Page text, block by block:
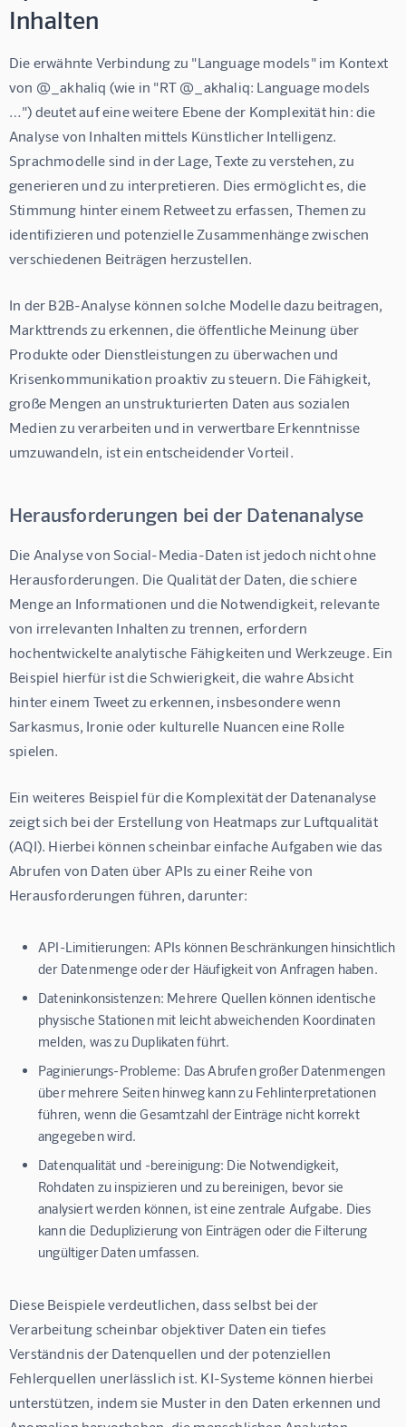
Inhalten
Die erwähnte Verbindung zu "Language models" im Kontext
von @_akhaliq (wie in "RT @_akhaliq: Language models
…") deutet auf eine weitere Ebene der Komplexität hin: die
Analyse von Inhalten mittels Künstlicher Intelligenz.
Sprachmodelle sind in der Lage, Texte zu verstehen, zu
generieren und zu interpretieren. Dies ermöglicht es, die
Stimmung hinter einem Retweet zu erfassen, Themen zu
identifizieren und potenzielle Zusammenhänge zwischen
verschiedenen Beiträgen herzustellen.
In der B2B-Analyse können solche Modelle dazu beitragen,
Markttrends zu erkennen, die öffentliche Meinung über
Produkte oder Dienstleistungen zu überwachen und
Krisenkommunikation proaktiv zu steuern. Die Fähigkeit,
große Mengen an unstrukturierten Daten aus sozialen
Medien zu verarbeiten und in verwertbare Erkenntnisse
umzuwandeln, ist ein entscheidender Vorteil.
Herausforderungen bei der Datenanalyse
Die Analyse von Social-Media-Daten ist jedoch nicht ohne
Herausforderungen. Die Qualität der Daten, die schiere
Menge an Informationen und die Notwendigkeit, relevante
von irrelevanten Inhalten zu trennen, erfordern
hochentwickelte analytische Fähigkeiten und Werkzeuge. Ein
Beispiel hierfür ist die Schwierigkeit, die wahre Absicht
hinter einem Tweet zu erkennen, insbesondere wenn
Sarkasmus, Ironie oder kulturelle Nuancen eine Rolle
spielen.
Ein weiteres Beispiel für die Komplexität der Datenanalyse
zeigt sich bei der Erstellung von Heatmaps zur Luftqualität
(AQI). Hierbei können scheinbar einfache Aufgaben wie das
Abrufen von Daten über APIs zu einer Reihe von
Herausforderungen führen, darunter:
API-Limitierungen: APIs können Beschränkungen hinsichtlich
der Datenmenge oder der Häufigkeit von Anfragen haben.
Dateninkonsistenzen: Mehrere Quellen können identische
physische Stationen mit leicht abweichenden Koordinaten
melden, was zu Duplikaten führt.
Paginierungs-Probleme: Das Abrufen großer Datenmengen
über mehrere Seiten hinweg kann zu Fehlinterpretationen
führen, wenn die Gesamtzahl der Einträge nicht korrekt
angegeben wird.
Datenqualität und -bereinigung: Die Notwendigkeit,
Rohdaten zu inspizieren und zu bereinigen, bevor sie
analysiert werden können, ist eine zentrale Aufgabe. Dies
kann die Deduplizierung von Einträgen oder die Filterung
ungültiger Daten umfassen.
Diese Beispiele verdeutlichen, dass selbst bei der
Verarbeitung scheinbar objektiver Daten ein tiefes
Verständnis der Datenquellen und der potenziellen
Fehlerquellen unerlässlich ist. KI-Systeme können hierbei
unterstützen, indem sie Muster in den Daten erkennen und